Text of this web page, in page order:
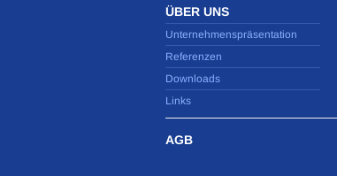
ÜBER UNS
Unternehmenspräsentation
Referenzen
Downloads
Links
AGB